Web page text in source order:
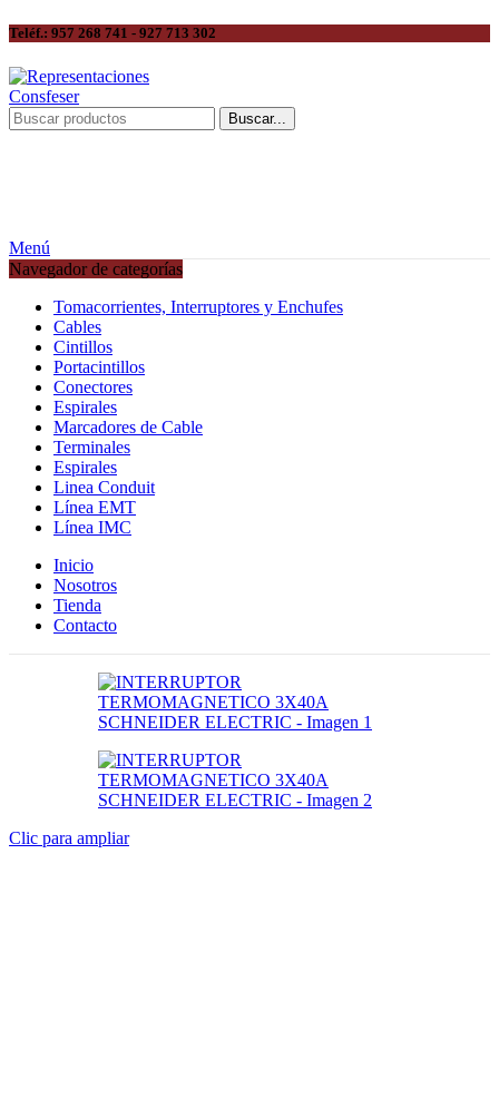
Teléf.: 957 268 741 - 927 713 302
Buscar...
Menú
Navegador de categorías
Tomacorrientes, Interruptores y Enchufes
Cables
Cintillos
Portacintillos
Conectores
Espirales
Marcadores de Cable
Terminales
Espirales
Linea Conduit
Línea EMT
Línea IMC
Inicio
Nosotros
Tienda
Contacto
Clic para ampliar